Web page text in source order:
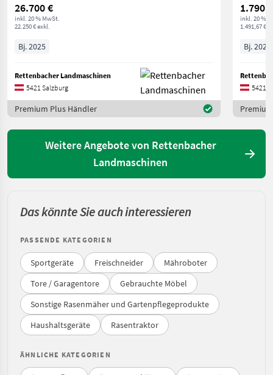
26.700 €
inkl. 20 % MwSt.
22.250 € exkl.
Bj. 2025
Rettenbacher Landmaschinen
5421 Salzburg
Premium Plus Händler
1.790 €
inkl. 20 %
1.491,67 €
Bj. 2024
5421
Weitere Angebote von Rettenbacher
Landmaschinen
Das könnte Sie auch interessieren
PASSENDE KATEGORIEN
Sportgeräte Freischneider
Mähroboter
Tore / Garagentore
Gebrauchte Möbel
Sonstige Rasenmäher und Gartenpflegeprodukte
Haushaltsgeräte
Rasentraktor
ÄHNLICHE KATEGORIEN